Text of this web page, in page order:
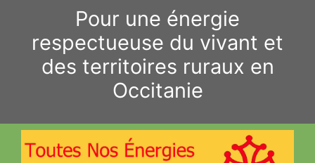
contenu
Pour une énergie
respectueuse du vivant et
des territoires ruraux en
Occitanie